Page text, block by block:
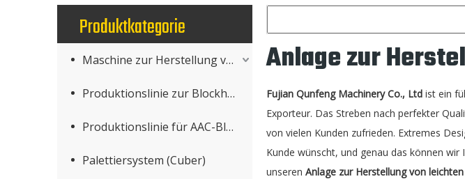
Produktkategorie
Maschine zur Herstellung von Betonprodukten
Produktionslinie zur Blockherstellung
Produktionslinie für AAC-Blöcke
Palettiersystem (Cuber)
Anlage zur
Fujian Qunfeng Machinery Co., Ltd ist ein
Exporteur. Das Streben nach perfekter
von vielen Kunden zufrieden. Extremes
Kunde wünscht, und genau das können wir
unseren Anlage zur Herstellung von